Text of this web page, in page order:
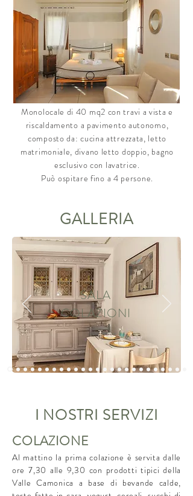
Monolocale di 40 mq2 con travi a vista e
riscaldamento a pavimento autonomo,
composto da: cucina attrezzata, letto
matrimoniale, divano letto doppio, bagno
esclusivo con lavatrice.
Può ospitare fino a 4 persone.
GALLERIA
SALA
COLAZIONI
I NOSTRI SERVIZI
COLAZIONE
Al mattino la prima colazione è servita dalle
ore 7,30 alle 9,30 con prodotti tipici della
Valle Camonica a base di bevande calde,